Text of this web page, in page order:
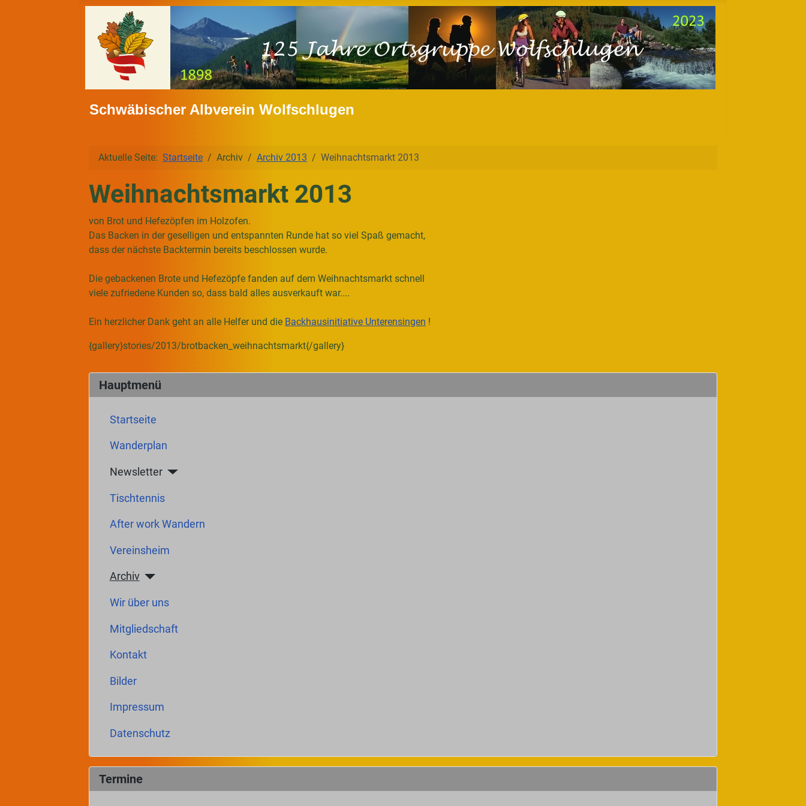
Schwäbischer Albverein Wolfschlugen
Hauptmenü
Startseite
Wanderplan
Newsletter
Tischtennis
After work Wandern
Vereinsheim
Archiv
Wir über uns
Mitgliedschaft
Kontakt
Bilder
Impressum
Datenschutz
Termine
Aktuelle Seite: Startseite Archiv Archiv 2013 Weihnachtsmarkt 2013
Weihnachtsmarkt 2013
von Brot und Hefezöpfen im Holzofen.
Das Backen in der geselligen und entspannten Runde hat so viel Spaß gemacht,
dass der nächste Backtermin bereits beschlossen wurde.
Die gebackenen Brote und Hefezöpfe fanden auf dem Weihnachtsmarkt schnell
viele zufriedene Kunden so, dass bald alles ausverkauft war....
Ein herzlicher Dank geht an alle Helfer und die Backhausinitiative Unterensingen !
{gallery}stories/2013/brotbacken_weihnachtsmarkt{/gallery}